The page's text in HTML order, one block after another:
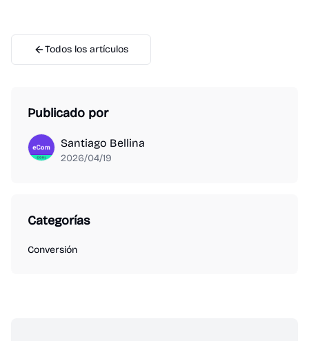
Todos los artículos
Publicado por
Santiago Bellina
2026/04/19
Categorías
Conversión